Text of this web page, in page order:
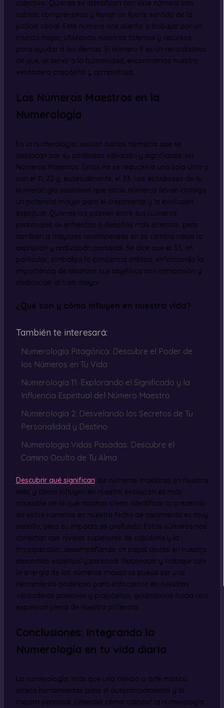
colectivo. Quienes se identifican con este número son
sabios, comprensivos y tienen un fuerte sentido de la
justicia social. Este número nos alienta a trabajar por un
mundo mejor, utilizando nuestros talentos y recursos
para ayudar a los demás. El número 9 es un recordatorio
de que, al servir a la humanidad, encontramos nuestro
verdadero propósito y completitud.
Los Números Maestros en la
Numerología
En la numerología, existen ciertos números que se
destacan por su poderosa vibración y significado: los
Números Maestros. Estos no se reducen a una sola cifra y
son el 11, 22 y, especialmente, el 33. Los estudiosos de la
numerología sostienen que estos números llevan consigo
un potencial mayor para el crecimiento y la evolución
espiritual. Quienes los poseen entre sus números
personales se enfrentan a desafíos más intensos, pero
también a mayores recompensas en su camino hacia la
expresión y realización personal. Se dice que el 33, en
particular, simboliza la conciencia crística, enfatizando la
importancia de alcanzar sus objetivos con compasión y
dedicación al bien mayor.
¿Qué son y cómo influyen en nuestra vida?
También te interesará:
Numerología Pitagórica: Descubre el Poder de
los Números en Tu Vida
Numerología 11: Explorando el Significado y la
Influencia Espiritual del Número Maestro
Numerología 2: Desvelando los Secretos de Tu
Personalidad y Destino
Numerología Vidas Pasadas: Descubre el
Camino Oculto de Tu Alma
Descubrir qué significan los números maestros en nuestra
vida y cómo influyen en nuestra evolución es más
accesible de lo que muchos creen. Identificar la presencia
de estos números en nuestra fecha de nacimiento es muy
sencillo, pero su impacto es profundo. Estos números nos
conectan con niveles superiores de sabiduría y la
introspección, desempeñando un papel crucial en nuestro
desarrollo espiritual y personal. Reconocer y trabajar con
la energía de los números maestros puede ser una
herramienta poderosa para enfocarnos en nuestras
verdaderas pasiones y propósitos, guiándonos hacia una
expresión plena de nuestro potencial.
Conclusiones: Integrando la
Numerología en tu vida diaria
La numerología, más que una ciencia o arte místico,
ofrece herramientas para el autoconocimiento y la
mejora personal. Entender cómo calcular la numerología